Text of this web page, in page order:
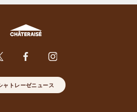
ャトレーゼニュース